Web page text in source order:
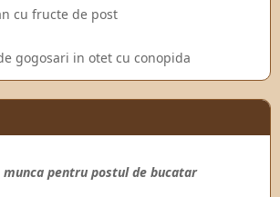
cu fructe de post
gogosari in otet cu conopida
munca pentru postul de bucatar